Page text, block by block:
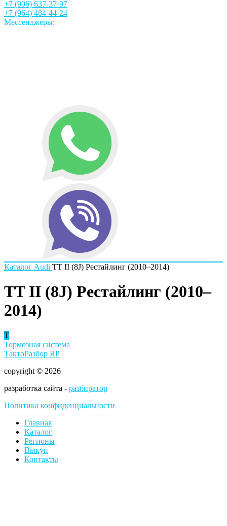
+7 (906) 637-37-97
+7 (964) 484-44-24
Мессенджеры:
Каталог Audi TT II (8J) Рестайлинг (2010–2014)
TT II (8J) Рестайлинг (2010–
2014)
Т
Тормозная система
ТактоРазбор ЯР
copyright © 2026
разработка сайта - разбиратор
Политика конфиденциальности
Главная
Каталог
Регионы
Выкуп
Контакты